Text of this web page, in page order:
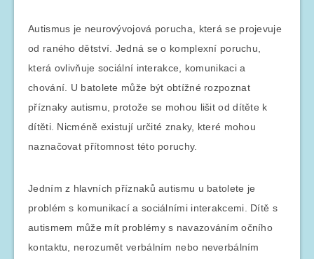
Autismus je neurovývojová porucha, která se projevuje
od raného dětství. Jedná se o komplexní poruchu,
která ovlivňuje sociální interakce, komunikaci a
chování. U batolete může být obtížné rozpoznat
příznaky autismu, protože se mohou lišit od dítěte k
dítěti. Nicméně existují určité znaky, které mohou
naznačovat přítomnost této poruchy.
Jedním z hlavních příznaků autismu u batolete je
problém s komunikací a sociálními interakcemi. Dítě s
autismem může mít problémy s navazováním očního
kontaktu, nerozumět verbálním nebo neverbálním